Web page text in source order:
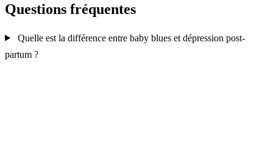
Questions fréquentes
Quelle est la différence entre baby blues et dépression post-
partum ?